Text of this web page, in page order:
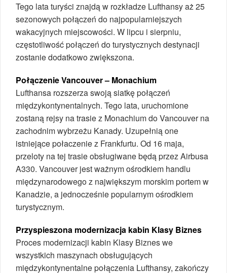
Tego lata turyści znajdą w rozkładze Lufthansy aż 25
sezonowych połączeń do najpopularniejszych
wakacyjnych miejscowości. W lipcu i sierpniu,
częstotliwość połączeń do turystycznych destynacji
zostanie dodatkowo zwiększona.
Połączenie Vancouver – Monachium
Lufthansa rozszerza swoją siatkę połączeń
międzykontynentalnych. Tego lata, uruchomione
zostaną rejsy na trasie z Monachium do Vancouver na
zachodnim wybrzeżu Kanady. Uzupełnią one
istniejące połaczenie z Frankfurtu. Od 16 maja,
przeloty na tej trasie obsługiwane będą przez Airbusa
A330. Vancouver jest ważnym ośrodkiem handlu
międzynarodowego z największym morskim portem w
Kanadzie, a jednocześnie popularnym ośrodkiem
turystycznym.
Przyspieszona modernizacja kabin Klasy Biznes
Proces modernizacji kabin Klasy Biznes we
wszystkich maszynach obsługujących
międzykontynentalne połączenia Lufthansy, zakończy